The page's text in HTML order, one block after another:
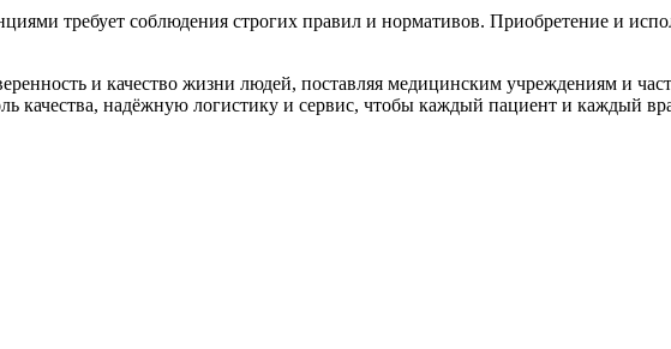
требует соблюдения строгих правил и нормативов. Приобретение и
и качество жизни людей, поставляя медицинским учреждениям и
качества, надёжную логистику и сервис, чтобы каждый пациент и каждый